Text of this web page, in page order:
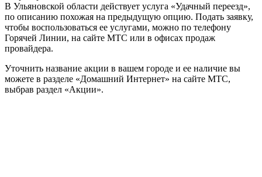
В Ульяновской области действует услуга «Удачный переезд»,
по описанию похожая на предыдущую опцию. Подать заявку,
чтобы воспользоваться ее услугами, можно по телефону
Горячей Линии, на сайте МТС или в офисах продаж
провайдера.
Уточнить название акции в вашем городе и ее наличие вы
можете в разделе «Домашний Интернет» на сайте МТС,
выбрав раздел «Акции».